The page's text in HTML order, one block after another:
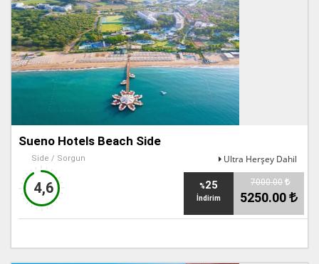
Sueno Hotels Beach Side
Side / Sorgun Ultra Herşey Dahil
4,6 %25
İndirim
7000.00
5250.00